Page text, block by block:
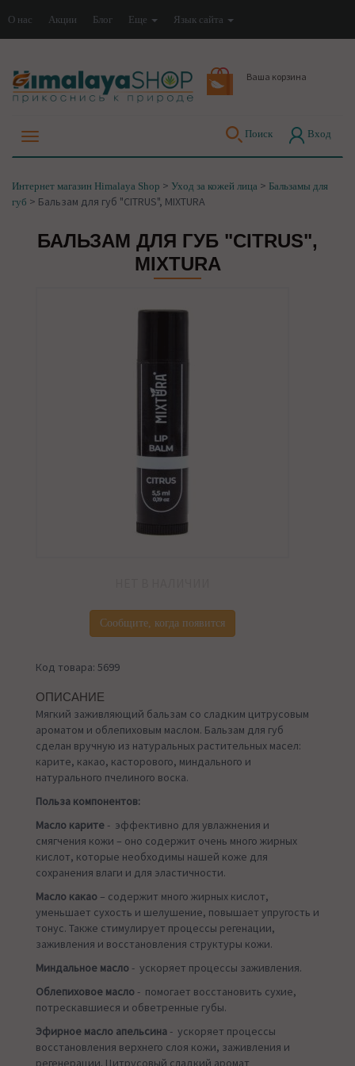
О нас Акции Блог Еще Язык сайта
Ваша корзина
Поиск Вход
Интернет магазин Himalaya Shop > Уход за кожей лица > Бальзамы для
губ > Бальзам для губ "CITRUS", MIXTURA
БАЛЬЗАМ ДЛЯ ГУБ "CITRUS",
MIXTURA
Сообщите, когда появится
Код товара: 5699
ОПИСАНИЕ
Мягкий заживляющий бальзам со сладким цитрусовым
ароматом и облепиховым маслом. Бальзам для губ
сделан вручную из натуральных растительных масел:
карите, какао, касторового, миндального и
натурального пчелиного воска.
Польза компонентов:
Масло карите - эффективно для увлажнения и
смягчения кожи – оно содержит очень много жирных
кислот, которые необходимы нашей коже для
сохранения влаги и для эластичности.
Масло какао – содержит много жирных кислот,
уменьшает сухость и шелушение, повышает упругость и
тонус. Также стимулирует процессы регенации,
заживления и восстановления структуры кожи.
Миндальное масло - ускоряет процессы заживления.
Облепиховое масло - помогает восстановить сухие,
потрескавшиеся и обветренные губы.
Эфирное масло апельсина - ускоряет процессы
восстановления верхнего слоя кожи, заживления и
регенерации. Цитрусовый сладкий аромат